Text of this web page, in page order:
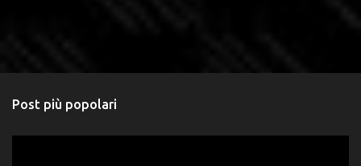
Post più popolari